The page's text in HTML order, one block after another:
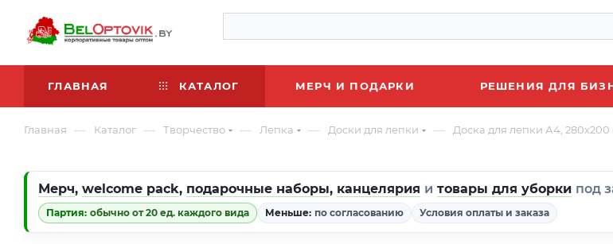
ГЛАВНАЯ КАТАЛОГ МЕРЧ И ПОДАРКИ РЕШЕНИЯ ДЛЯ
Главная — Каталог — Творчество — Лепка — Доски для лепки — Доска для лепки А4,
Мерч, welcome pack, подарочные наборы, канцелярия и товары для уборки под
Партия: обычно от 20 ед. каждого вида Меньше: по согласованию Условия оплаты и заказа